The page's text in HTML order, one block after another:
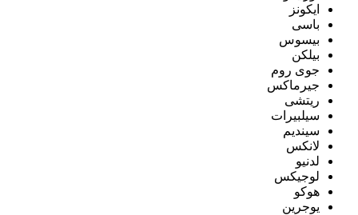
ايكونز
باسى
بيسوس
بيلكن
جوى روم
جيرماكس
ريتشى
سيلبيرات
سينديم
لانكس
لدنيو
لوجيكس
هوكو
يوجرين